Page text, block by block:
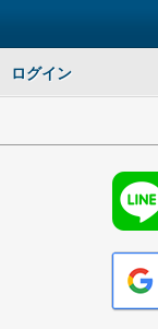
ログイン